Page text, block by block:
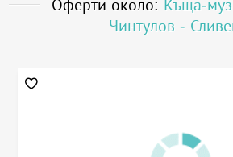
Оферти около: Къща-
Чинтулов -